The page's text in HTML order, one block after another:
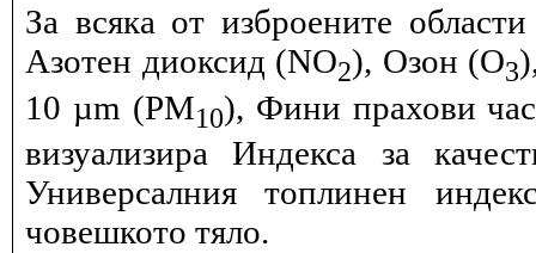
За всяка от изброените
Азотен диоксид (NO2), Озон (O3
10 µm (PM10), Фини прахови
визуализира Индекса за
Универсалния топлинен
човешкото тяло.